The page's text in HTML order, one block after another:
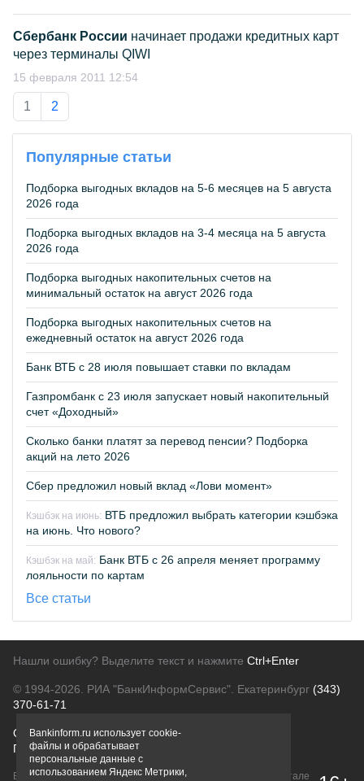
Сбербанк России начинает продажи кредитных карт
через терминалы QIWI
15 февраля 2011 12:54
1 2
Популярные статьи
Подборка выгодных вкладов на 5-6 месяцев на 5 августа
2026 года
Подборка выгодных вкладов на 3-4 месяца на 5 августа
2026 года
Подборка выгодных накопительных счетов на
минимальный остаток на август 2026 года
Подборка выгодных накопительных счетов на
ежедневный остаток на август 2026 года
Банк ВТБ с 28 июля повышает ставки по вкладам
Газпромбанк с 23 июля запускает новый накопительный
счет «Доходный»
Сколько банки платят за перевод пенсии? Подборка
акций на лето 2026
Сбер предложил новый вклад «Лови момент»
Кэшбэк на июнь: ВТБ предложил выбрать категории кэшбэка
на июнь. Что нового?
Кэшбэк на май: Банк ВТБ с 26 апреля меняет программу
лояльности по картам
Все статьи
Нашли ошибку? Выделите текст и нажмите Ctrl+Enter
© 1994-2026. РИА "БанкИнформСервис". Екатеринбург (343)
370-61-71
О проектеПолитика конфиденциальности
Правовая информацияДля рекламодателей
Вся информация о продуктах банков, размещенная на портале
Bankinform.ru использует cookie-
файлы и обрабатывает
персональные данные с
использованием Яндекс Метрики,